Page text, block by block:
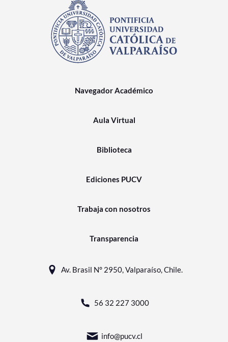
Navegador Académico
Aula Virtual
Biblioteca
Ediciones PUCV
Trabaja con nosotros
Transparencia
Av. Brasil N° 2950, Valparaíso, Chile.
56 32 227 3000
info@pucv.cl